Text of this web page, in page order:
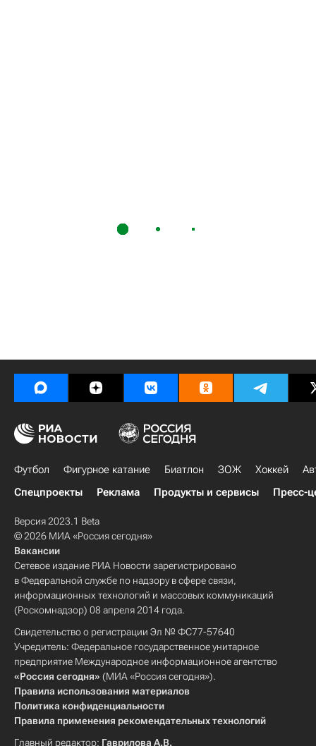
Футбол Фигурное катание Биатлон ЗОЖ Хоккей
Спецпроекты
Реклама Продукты и сервисы Пресс-
Версия 2023.1 Beta
© 2026 МИА «Россия сегодня»
Вакансии
Сетевое издание РИА Новости зарегистрировано
в Федеральной службе по надзору в сфере связи,
информационных технологий и массовых коммуникаций
(Роскомнадзор) 08 апреля 2014 года.
Свидетельство о регистрации Эл № ФС77-57640
Учредитель: Федеральное государственное унитарное
предприятие Международное информационное агентство
«Россия сегодня» (МИА «Россия сегодня»).
Правила использования материалов
Политика конфиденциальности
Правила применения рекомендательных технологий
Главный редактор: Гаврилова А.В.